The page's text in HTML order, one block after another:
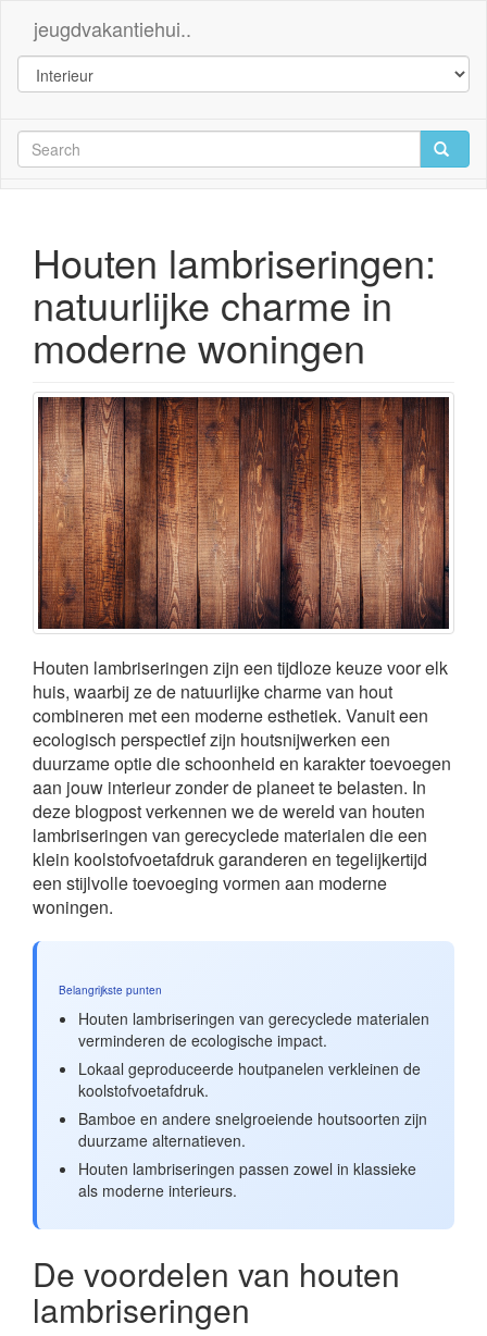
jeugdvakantiehui..
Houten lambriseringen:
natuurlijke charme in
moderne woningen
Houten lambriseringen zijn een tijdloze keuze voor elk
huis, waarbij ze de natuurlijke charme van hout
combineren met een moderne esthetiek. Vanuit een
ecologisch perspectief zijn houtsnijwerken een
duurzame optie die schoonheid en karakter toevoegen
aan jouw interieur zonder de planeet te belasten. In
deze blogpost verkennen we de wereld van houten
lambriseringen van gerecyclede materialen die een
klein koolstofvoetafdruk garanderen en tegelijkertijd
een stijlvolle toevoeging vormen aan moderne
woningen.
Belangrijkste punten
Houten lambriseringen van gerecyclede materialen
verminderen de ecologische impact.
Lokaal geproduceerde houtpanelen verkleinen de
koolstofvoetafdruk.
Bamboe en andere snelgroeiende houtsoorten zijn
duurzame alternatieven.
Houten lambriseringen passen zowel in klassieke
als moderne interieurs.
De voordelen van houten
lambriseringen